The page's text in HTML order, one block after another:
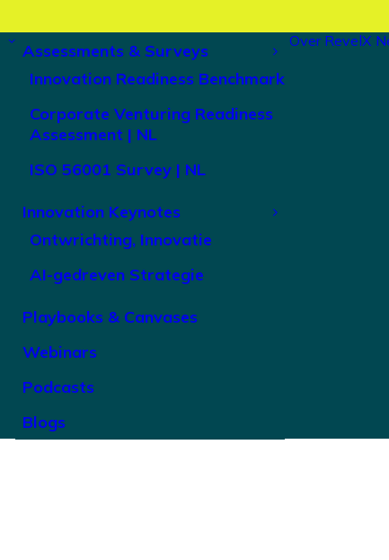
Assessments & Surveys
Innovation Readiness Benchmark
Corporate Venturing Readiness
Assessment | NL
ISO 56001 Survey | NL
Innovation Keynotes
Ontwrichting, Innovatie
AI-gedreven Strategie
Playbooks & Canvases
Webinars
Podcasts
Blogs
Over RevelX